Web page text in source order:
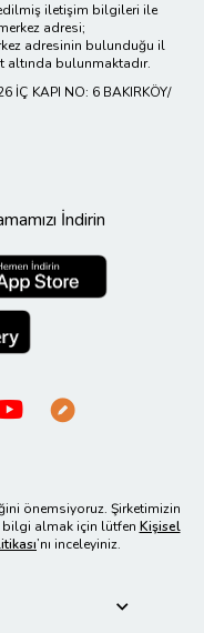
edilmiş iletişim bilgileri ile
adresi;
adresinin bulunduğu il
altında bulunmaktadır.
İÇ KAPI NO: 6 BAKIRKÖY/
İndirin
önemsiyoruz. Şirketimizin
bilgi almak için lütfen Kişisel
’nı inceleyiniz.